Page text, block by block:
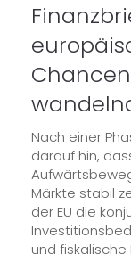
Nach einer
darauf hin,
Märkte stabil
der EU die
und